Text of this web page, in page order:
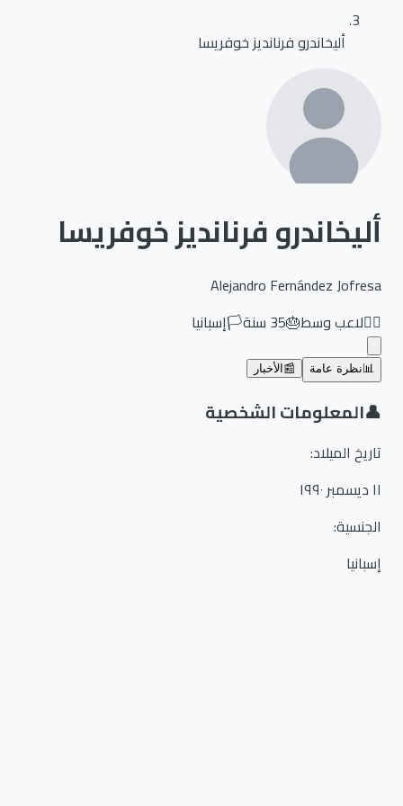
أليخاندرو فرنانديز خوفريسا
أليخاندرو فرنانديز خوفريسا
Alejandro Fernández Jofresa
لاعب وسط🎂
35سنة🏳️إسبانيا
نظرة عامة 📰 الأخبار
المعلومات الشخصية
تاريخ الميلاد:
الجنسية:
إسبانيا